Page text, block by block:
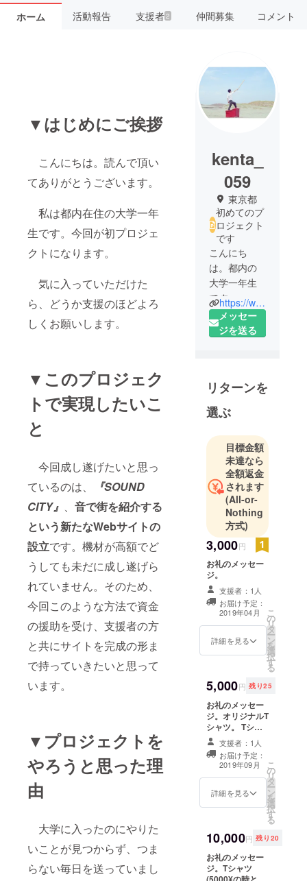
ホーム 活動報告 支援者2 仲間募集 コメント
▼はじめにご挨拶
こんにちは。読んで頂い
てありがとうございます。
私は都内在住の大学一年
生です。今回が初プロジェ
クトになります。
気に入っていただけた
ら、どうか支援のほどよろ
しくお願いします。
▼このプロジェク
トで実現したいこ
と
今回成し遂げたいと思っ
ているのは、
『SOUND
CITY』
音で街を紹介する
という新たなWebサイトの
設立です。機材が高額でど
うしても未だに成し遂げら
れていません。そのため、
今回このような方法で資金
の援助を受け、支援者の方
と共にサイトを完成の形ま
で持っていきたいと思って
います。
▼プロジェクトを
やろうと思った理
由
大学に入ったのにやりた
いことが見つからず、つま
らない毎日を送っていまし
kenta_
059
東京都
初めてのプ
ロジェクト
です
こんにち
は。都内の
大学一年生
です。
今まで大き
なことをし
とには消極
的でした。
ですが、大
学で出会っ
た友人のお
かげで、い
い意味で沢
山の刺激を
受け、今で
はやりたい
ことを実現
するために
足を働かせ
て積極的に
行動してい
ます。どう
ぞよろしく
お願いしま
す。
https://www.instagram.com/qke_05
メッセー
ジを送る
リターンを
選ぶ
目標金額
未達なら
全額返金
されます
(All-or-
Nothing
方式)
3,000円
お礼のメッセー
ジ。
支援者：1人
お届け予定：
2019年04月
詳細を見る
こ
の
リ
タ
ー
ン
を
選
択
す
る
5,000円 残り25
お礼のメッセー
ジ。オリジナルT
シャツ。 Tシャ
ツのデザイン
は、資金受け取
り後、購入した
カメラで撮影し
た風景をTシャツ
にしようと考え
支援者：1人
お届け予定：
2019年09月
詳細を見る
こ
の
リ
タ
ー
ン
を
選
択
す
る
10,000円 残り20
お礼のメッセー
ジ。Tシャツ